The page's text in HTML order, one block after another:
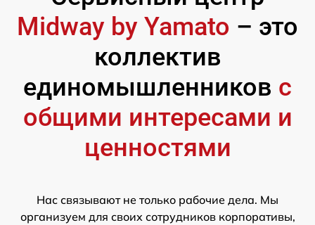
Midway by Yamato – это
коллектив
единомышленников с
общими интересами и
ценностями
Нас связывают не только рабочие дела. Мы
организуем для своих сотрудников корпоративы,